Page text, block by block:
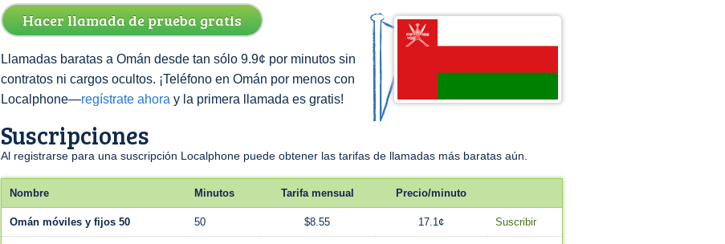
Hacer llamada de prueba gratis
Llamadas baratas a Omán desde tan sólo 9.9¢ por minutos sin
contratos ni cargos ocultos. ¡Teléfono en Omán por menos con
Localphone—regístrate ahora y la primera llamada es gratis!
Suscripciones
Al registrarse para una suscripción Localphone puede obtener las tarifas de llamadas más baratas aún.
Nombre Minutos Tarifa mensual Precio/minuto
Omán móviles y fijos 50 50 $8.55 17.1¢ Suscribir